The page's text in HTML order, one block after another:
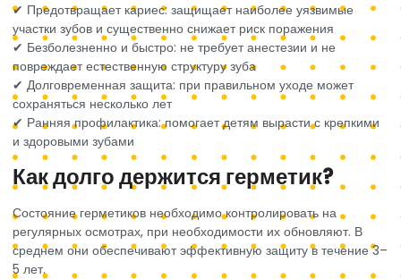
✔ Предотвращает кариес: защищает наиболее уязвимые
участки зубов и существенно снижает риск поражения
✔ Безболезненно и быстро: не требует анестезии и не
повреждает естественную структуру зуба
✔ Долговременная защита: при правильном уходе может
сохраняться несколько лет
✔ Ранняя профилактика: помогает детям вырасти с крепкими
и здоровыми зубами
Как долго держится герметик?
Состояние герметиков необходимо контролировать на
регулярных осмотрах, при необходимости их обновляют. В
среднем они обеспечивают эффективную защиту в течение 3–
5 лет.